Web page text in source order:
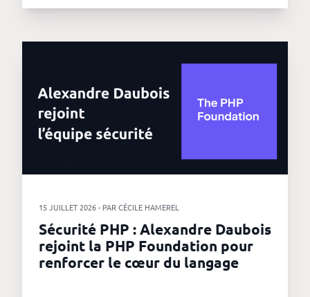
15 JUILLET 2026 - PAR CÉCILE HAMEREL
Sécurité PHP : Alexandre Daubois
rejoint la PHP Foundation pour
renforcer le cœur du langage